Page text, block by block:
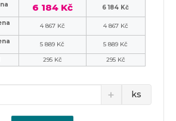
6 184 Kč
6 184 Kč
4 867 Kč
4 867 Kč
5 889 Kč
5 889 Kč
295 Kč 295 Kč
ks